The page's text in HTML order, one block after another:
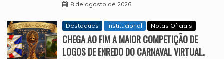
8 de agosto de 2026
Destaques Institucional Notas Oficiais
CHEGA AO FIM A MAIOR COMPETIÇÃO DE
LOGOS DE ENREDO DO CARNAVAL VIRTUAL.